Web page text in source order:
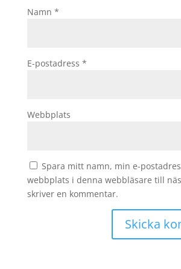
Namn *
E-postadress *
Webbplats
Spara mitt namn, min e-
webbplats i denna webbläsare till
skriver en kommentar.